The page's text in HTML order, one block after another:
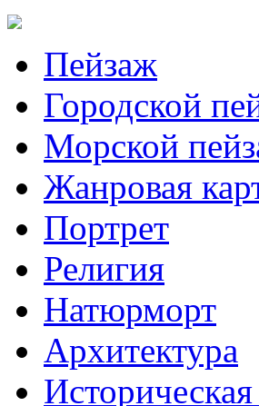
Пейзаж
Городской
Морской
Жанровая
Портрет
Религия
Натюрморт
Архитектура